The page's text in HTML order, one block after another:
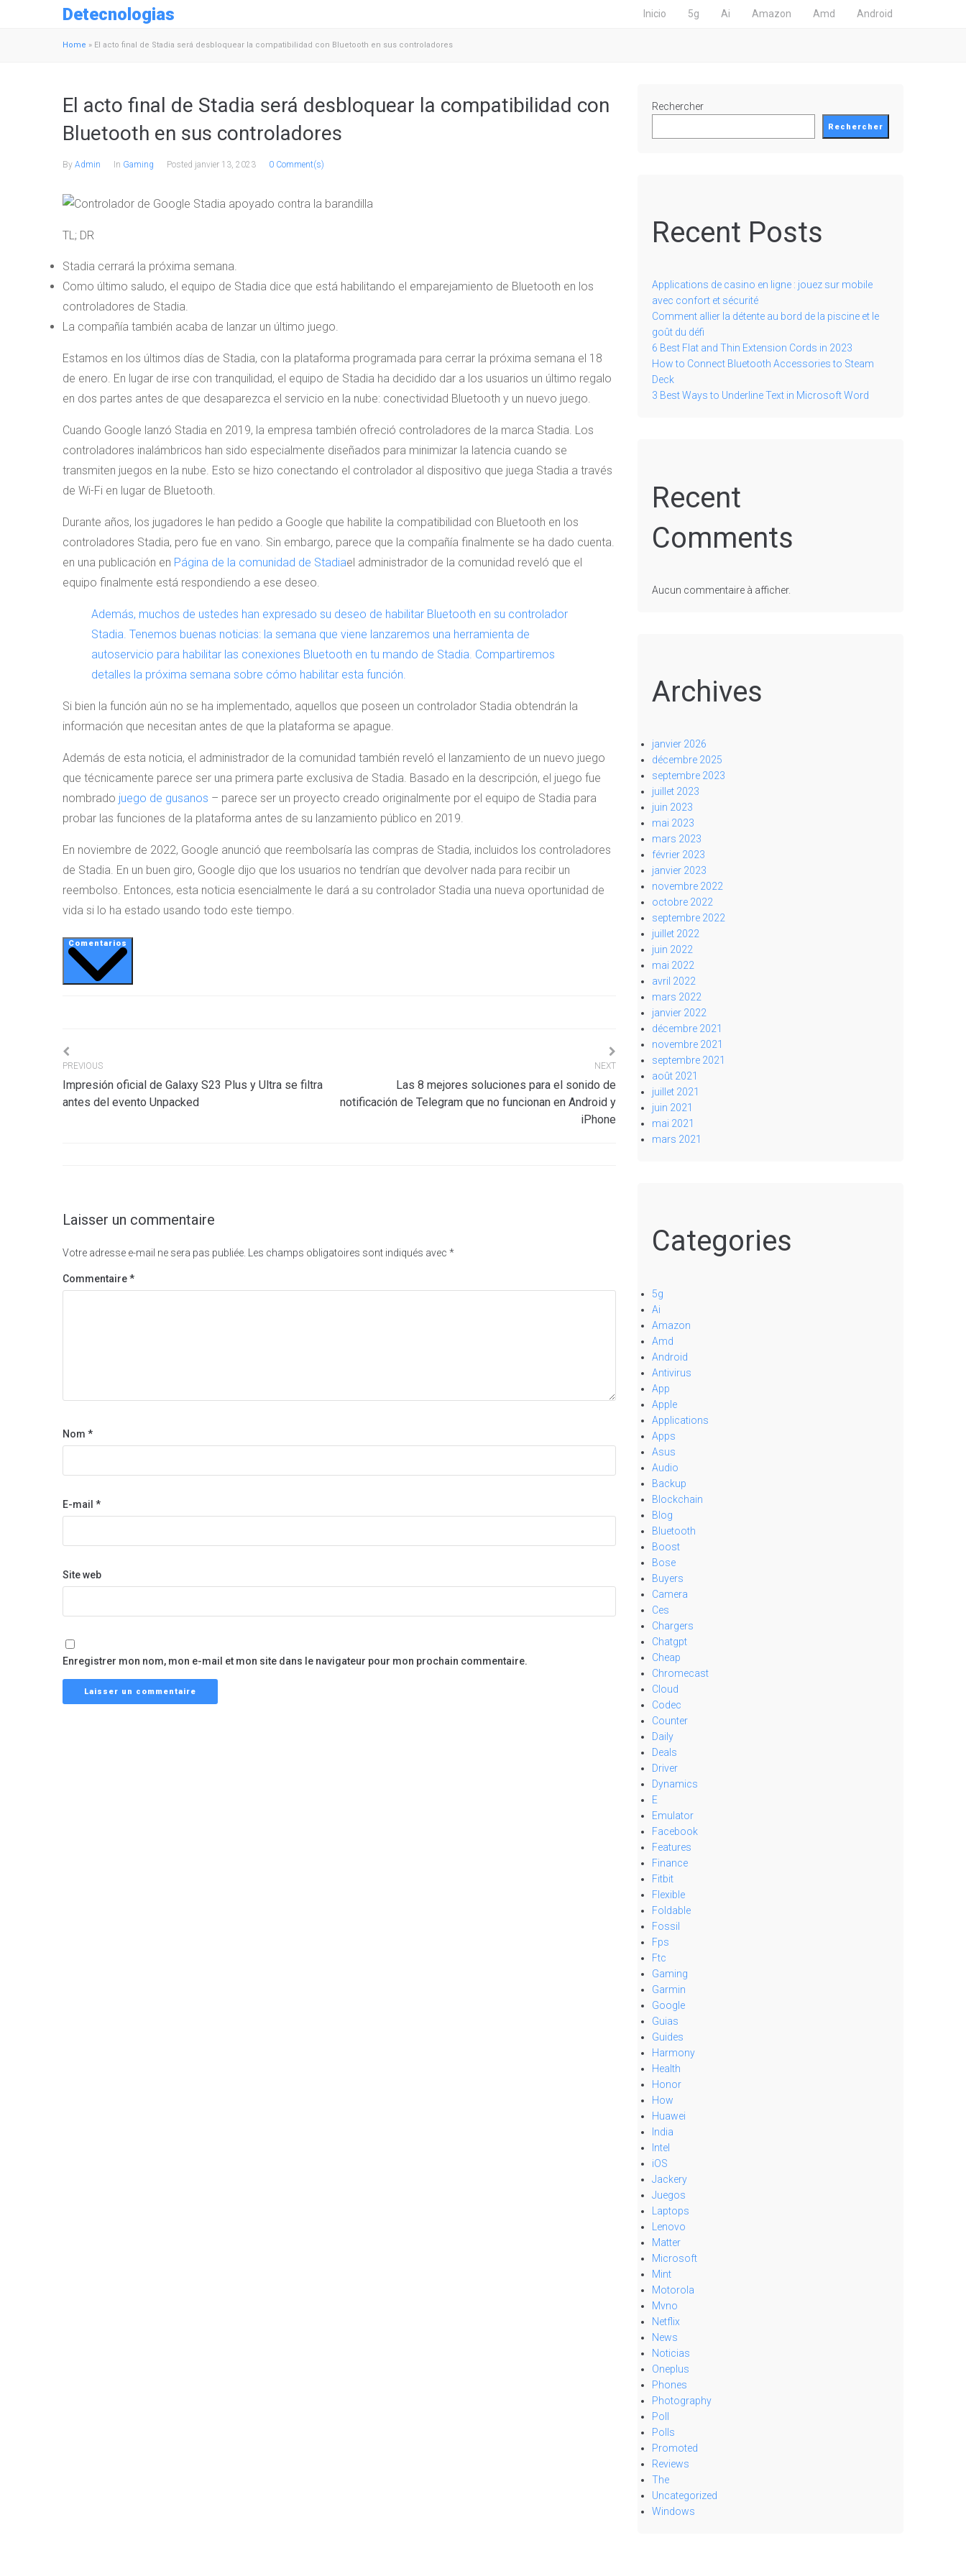
Detecnologias Inicio 5g Ai Amazon Amd Android
Home » El acto final de Stadia será desbloquear la compatibilidad con Bluetooth en sus controladores
El acto final de Stadia será desbloquear la compatibilidad con
Bluetooth en sus controladores
By Admin In Gaming Posted janvier 13, 2023 0 Comment(s)
TL; DR
Stadia cerrará la próxima semana.
Como último saludo, el equipo de Stadia dice que está habilitando el emparejamiento de Bluetooth en los
controladores de Stadia.
La compañía también acaba de lanzar un último juego.
Estamos en los últimos días de Stadia, con la plataforma programada para cerrar la próxima semana el 18
de enero. En lugar de irse con tranquilidad, el equipo de Stadia ha decidido dar a los usuarios un último regalo
en dos partes antes de que desaparezca el servicio en la nube: conectividad Bluetooth y un nuevo juego.
Cuando Google lanzó Stadia en 2019, la empresa también ofreció controladores de la marca Stadia. Los
controladores inalámbricos han sido especialmente diseñados para minimizar la latencia cuando se
transmiten juegos en la nube. Esto se hizo conectando el controlador al dispositivo que juega Stadia a través
de Wi-Fi en lugar de Bluetooth.
Durante años, los jugadores le han pedido a Google que habilite la compatibilidad con Bluetooth en los
controladores Stadia, pero fue en vano. Sin embargo, parece que la compañía finalmente se ha dado cuenta.
en una publicación en Página de la comunidad de Stadiael administrador de la comunidad reveló que el
equipo finalmente está respondiendo a ese deseo.
Además, muchos de ustedes han expresado su deseo de habilitar Bluetooth en su controlador
Stadia. Tenemos buenas noticias: la semana que viene lanzaremos una herramienta de
autoservicio para habilitar las conexiones Bluetooth en tu mando de Stadia. Compartiremos
detalles la próxima semana sobre cómo habilitar esta función.
Si bien la función aún no se ha implementado, aquellos que poseen un controlador Stadia obtendrán la
información que necesitan antes de que la plataforma se apague.
Además de esta noticia, el administrador de la comunidad también reveló el lanzamiento de un nuevo juego
que técnicamente parece ser una primera parte exclusiva de Stadia. Basado en la descripción, el juego fue
nombrado juego de gusanos – parece ser un proyecto creado originalmente por el equipo de Stadia para
probar las funciones de la plataforma antes de su lanzamiento público en 2019.
En noviembre de 2022, Google anunció que reembolsaría las compras de Stadia, incluidos los controladores
de Stadia. En un buen giro, Google dijo que los usuarios no tendrían que devolver nada para recibir un
reembolso. Entonces, esta noticia esencialmente le dará a su controlador Stadia una nueva oportunidad de
vida si lo ha estado usando todo este tiempo.
Comentarios
Navigation
de
PREVIOUS
Impresión oficial de Galaxy S23 Plus y Ultra se filtra
antes del evento Unpacked
NEXT
Las 8 mejores soluciones para el sonido de
notificación de Telegram que no funcionan en Android y
iPhone
Laisser un commentaire
Votre adresse e-mail ne sera pas publiée. Les champs obligatoires sont indiqués avec *
Commentaire*
Nom *
E-mail *
Site web
Enregistrer mon nom, mon e-mail et mon site dans le navigateur pour mon prochain commentaire.
Rechercher
Rechercher
Recent Posts
Applications de casino en ligne : jouez sur mobile
avec confort et sécurité
Comment allier la détente au bord de la piscine et le
goût du défi
6 Best Flat and Thin Extension Cords in 2023
How to Connect Bluetooth Accessories to Steam
Deck
3 Best Ways to Underline Text in Microsoft Word
Recent
Comments
Aucun commentaire à afficher.
Archives
janvier 2026
décembre 2025
septembre 2023
juillet 2023
juin 2023
mai 2023
mars 2023
février 2023
janvier 2023
novembre 2022
octobre 2022
septembre 2022
juillet 2022
juin 2022
mai 2022
avril 2022
mars 2022
janvier 2022
décembre 2021
novembre 2021
septembre 2021
août 2021
juillet 2021
juin 2021
mai 2021
mars 2021
Categories
5g
Ai
Amazon
Amd
Android
Antivirus
App
Apple
Applications
Apps
Asus
Audio
Backup
Blockchain
Blog
Bluetooth
Boost
Bose
Buyers
Camera
Ces
Chargers
Chatgpt
Cheap
Chromecast
Cloud
Codec
Counter
Daily
Deals
Driver
Dynamics
E
Emulator
Facebook
Features
Finance
Fitbit
Flexible
Foldable
Fossil
Fps
Ftc
Gaming
Garmin
Google
Guias
Guides
Harmony
Health
Honor
How
Huawei
India
Intel
iOS
Jackery
Juegos
Laptops
Lenovo
Matter
Microsoft
Mint
Motorola
Mvno
Netflix
News
Noticias
Oneplus
Phones
Photography
Poll
Polls
Promoted
Reviews
The
Uncategorized
Windows